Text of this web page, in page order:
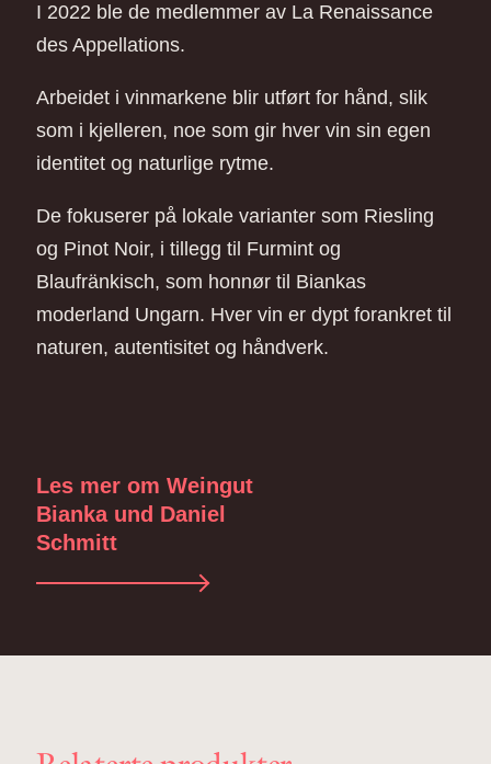
I 2022 ble de medlemmer av La Renaissance
des Appellations.
Arbeidet i vinmarkene blir utført for hånd, slik
som i kjelleren, noe som gir hver vin sin egen
identitet og naturlige rytme.
De fokuserer på lokale varianter som Riesling
og Pinot Noir, i tillegg til Furmint og
Blaufränkisch, som honnør til Biankas
moderland Ungarn. Hver vin er dypt forankret til
naturen, autentisitet og håndverk.
Les mer om Weingut
Bianka und Daniel
Schmitt